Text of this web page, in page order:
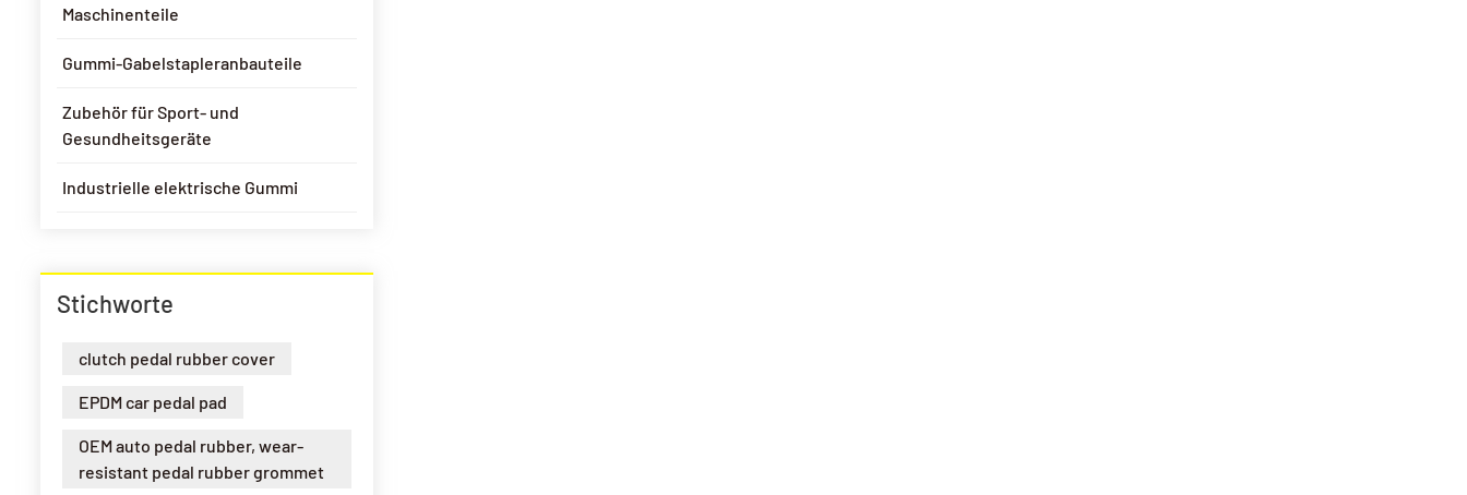
Maschinenteile
Gummi-Gabelstapleranbauteile
Zubehör für Sport- und
Gesundheitsgeräte
Industrielle elektrische Gummi
Stichworte
clutch pedal rubber cover
EPDM car pedal pad
OEM auto pedal rubber, wear-
resistant pedal rubber grommet